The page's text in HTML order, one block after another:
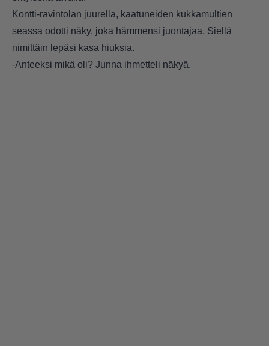
Kontti-ravintolan juurella, kaatuneiden kukkamultien
seassa odotti näky, joka hämmensi juontajaa. Siellä
nimittäin lepäsi kasa hiuksia.
-Anteeksi mikä oli? Junna ihmetteli näkyä.